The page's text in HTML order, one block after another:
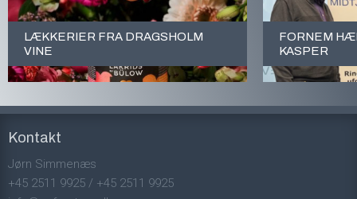
LÆKKERIER FRA DRAGSHOLM
VINE
FORNEM
KASPER
Kontakt
Jørn Simmenæs
+45 2511 9925 / +45 2511 9925